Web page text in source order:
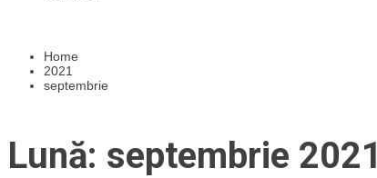
Home
2021
septembrie
Lună: septembrie 2021